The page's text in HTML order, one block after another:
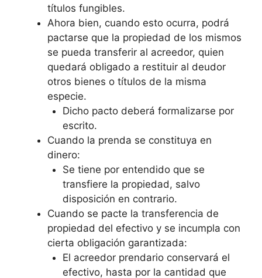
títulos fungibles.
Ahora bien, cuando esto ocurra, podrá
pactarse que la propiedad de los mismos
se pueda transferir al acreedor, quien
quedará obligado a restituir al deudor
otros bienes o títulos de la misma
especie.
Dicho pacto deberá formalizarse por
escrito.
Cuando la prenda se constituya en
dinero:
Se tiene por entendido que se
transfiere la propiedad, salvo
disposición en contrario.
Cuando se pacte la transferencia de
propiedad del efectivo y se incumpla con
cierta obligación garantizada:
El acreedor prendario conservará el
efectivo, hasta por la cantidad que